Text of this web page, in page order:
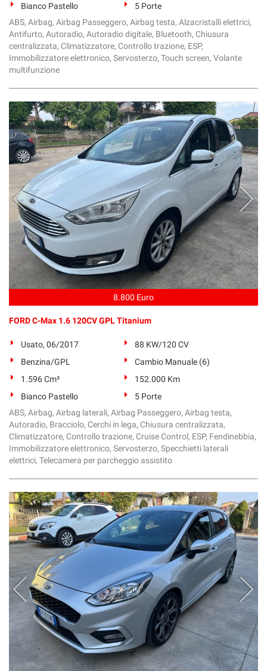
Bianco Pastello
5 Porte
ABS, Airbag, Airbag Passeggero, Airbag testa, Alzacristalli elettrici,
Antifurto, Autoradio, Autoradio digitale, Bluetooth, Chiusura
centralizzata, Climatizzatore, Controllo trazione, ESP,
Immobilizzatore elettronico, Servosterzo, Touch screen, Volante
multifunzione
8.800 Euro
FORD C-Max 1.6 120CV GPL Titanium
Usato, 06/2017
88 KW/120 CV
Benzina/GPL
Cambio Manuale (6)
1.596 Cm³
152.000 Km
Bianco Pastello
5 Porte
ABS, Airbag, Airbag laterali, Airbag Passeggero, Airbag testa,
Autoradio, Bracciolo, Cerchi in lega, Chiusura centralizzata,
Climatizzatore, Controllo trazione, Cruise Control, ESP, Fendinebbia,
Immobilizzatore elettronico, Servosterzo, Specchietti laterali
elettrici, Telecamera per parcheggio assistito